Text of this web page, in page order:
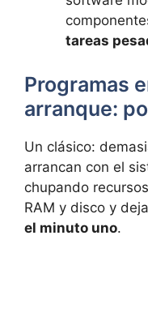
tareas
Programas
arranque:
Un clásico:
arrancan con el
chupando
RAM y disco y
el minuto uno.